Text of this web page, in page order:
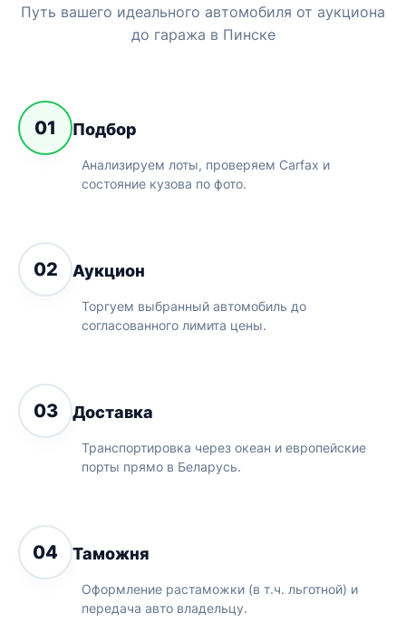
Путь вашего идеального автомобиля от аукциона
до гаража в Пинске
01 Подбор
Анализируем лоты, проверяем Carfax и
состояние кузова по фото.
02 Аукцион
Торгуем выбранный автомобиль до
согласованного лимита цены.
03 Доставка
Транспортировка через океан и европейские
порты прямо в Беларусь.
04 Таможня
Оформление растаможки (в т.ч. льготной) и
передача авто владельцу.